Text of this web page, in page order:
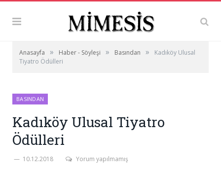
Anasayfa » Haber - Söyleşi » Basından »
Kadıköy Ulusal
Tiyatro Ödülleri
BASINDAN
Kadıköy Ulusal Tiyatro
Ödülleri
10.12.2018 Yorum yapılmamış